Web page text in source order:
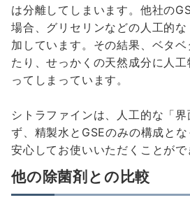
は分離してしまいます。他社の
場合、グリセリンなどの人工的
加しています。その結果、ベタ
たり、せっかくの天然成分に人
ってしまっています。
シトラファインは、人工的な「
ず、精製水とGSEのみの構成とな
安心してお使いいただくことがで
他の除菌剤との比較